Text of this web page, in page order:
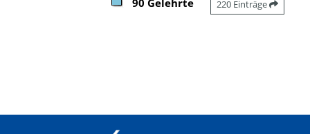
220 Einträge